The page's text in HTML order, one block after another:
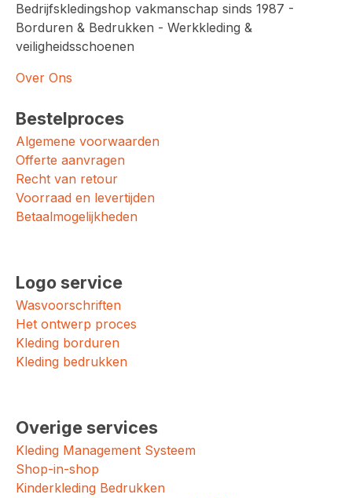
Bedrijfskledingshop vakmanschap sinds 1987 -
Borduren & Bedrukken - Werkkleding &
veiligheidsschoenen
Over Ons
Bestelproces
Algemene voorwaarden
Offerte aanvragen
Recht van retour
Voorraad en levertijden
Betaalmogelijkheden
Logo service
Wasvoorschriften
Het ontwerp proces
Kleding borduren
Kleding bedrukken
Overige services
Kleding Management Systeem
Shop-in-shop
Kinderkleding Bedrukken